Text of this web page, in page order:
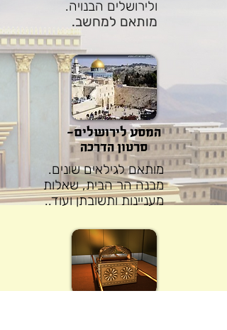
ולירושלים הבנויה.
מותאם למחשב.
המסע לירושלים-
סרטון הדרכה
מותאם לגילאים שונים.
מבנה הר הבית, שאלות
מעניינות ותשובתן ועוד..